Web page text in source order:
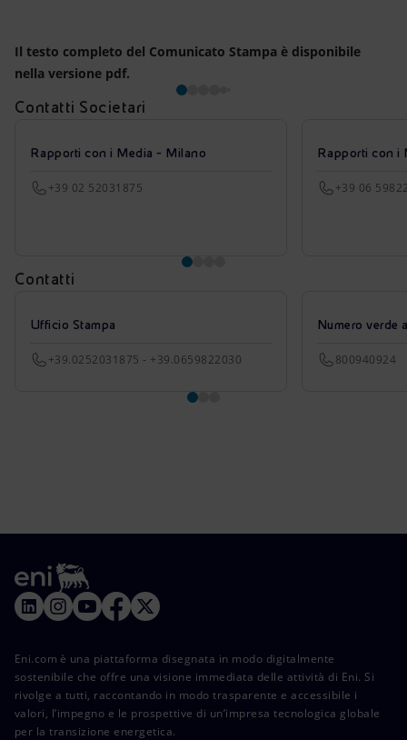
Il testo completo del Comunicato Stampa è disponibile
nella versione pdf.
Contatti Societari
Rapporti con i Media - Milano
+39 02 52031875
Rapporti con i
+39 06
Contatti
Ufficio Stampa
+39.0252031875 - +39.0659822030
Numero verde
800940924
Eni.com è una piattaforma disegnata in modo digitalmente
sostenibile che offre una visione immediata delle attività di Eni. Si
rivolge a tutti, raccontando in modo trasparente e accessibile i
valori, l’impegno e le prospettive di un’impresa tecnologica globale
per la transizione energetica.